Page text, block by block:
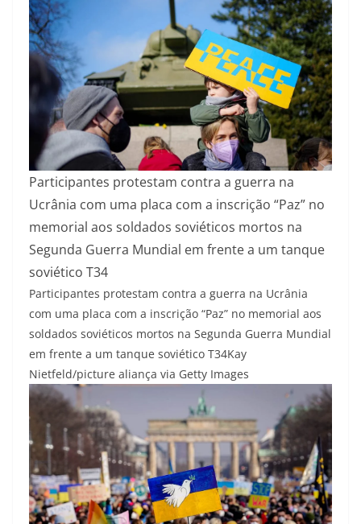
Participantes protestam contra a guerra na
Ucrânia com uma placa com a inscrição “Paz” no
memorial aos soldados soviéticos mortos na
Segunda Guerra Mundial em frente a um tanque
soviético T34
Participantes protestam contra a guerra na Ucrânia
com uma placa com a inscrição “Paz” no memorial aos
soldados soviéticos mortos na Segunda Guerra Mundial
em frente a um tanque soviético T34Kay
Nietfeld/picture aliança via Getty Images